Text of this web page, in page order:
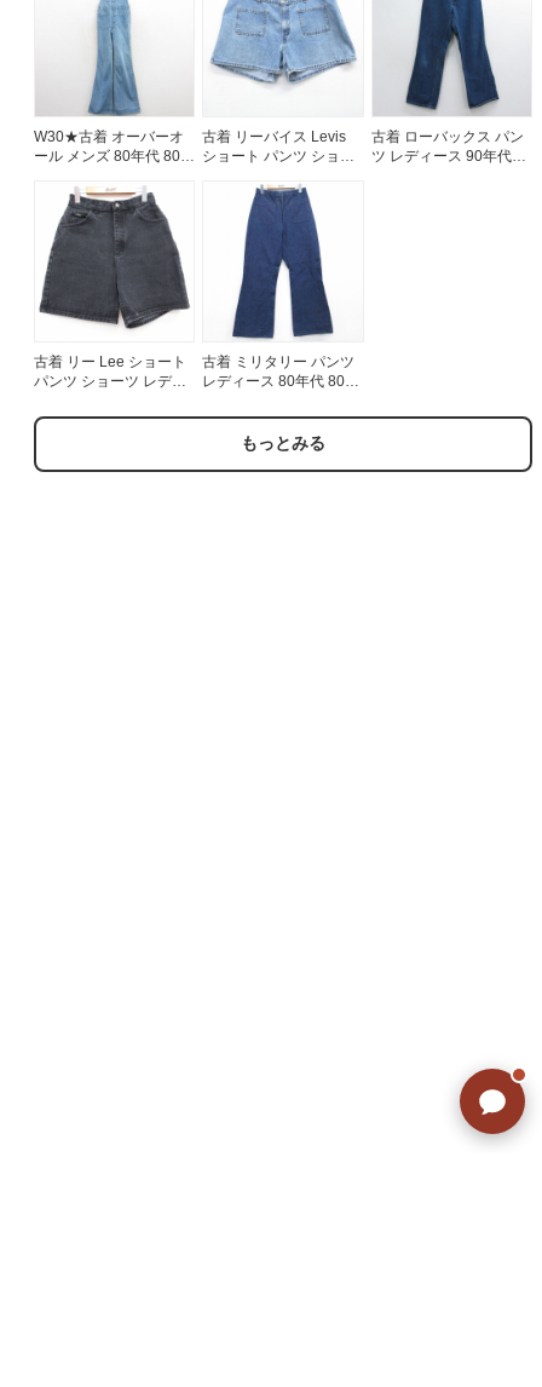
W30★古着 オーバーオ
ール メンズ 80年代 80s
【spe】 26jul27
古着 リーバイス Levis
ショート パンツ ショー
90s コットン USA製 ネ
イビー デニム 26aug06
古着 ローバックス パン
ツ レディース 90年代
古着 リー Lee ショート
パンツ ショーツ レディ
26jul21
古着 ミリタリー パンツ
レディース 80年代 80s
コットン USA製 ネイビ
ー デニム【spe】
もっとみる